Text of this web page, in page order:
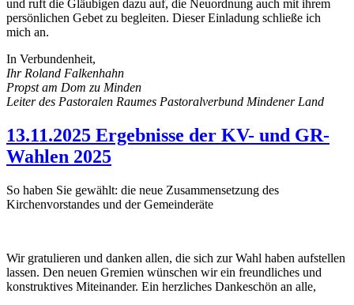
und ruft die Gläubigen dazu auf, die Neuordnung auch mit ihrem
persönlichen Gebet zu begleiten. Dieser Einladung schließe ich
mich an.
In Verbundenheit,
Ihr Roland Falkenhahn
Propst am Dom zu Minden
Leiter des Pastoralen Raumes Pastoralverbund Mindener Land
13.11.2025 Ergebnisse der KV- und GR-
Wahlen 2025
So haben Sie gewählt: die neue Zusammensetzung des
Kirchenvorstandes und der Gemeinderäte
Wir gratulieren und danken allen, die sich zur Wahl haben aufstellen
lassen. Den neuen Gremien wünschen wir ein freundliches und
konstruktives Miteinander. Ein herzliches Dankeschön an alle,